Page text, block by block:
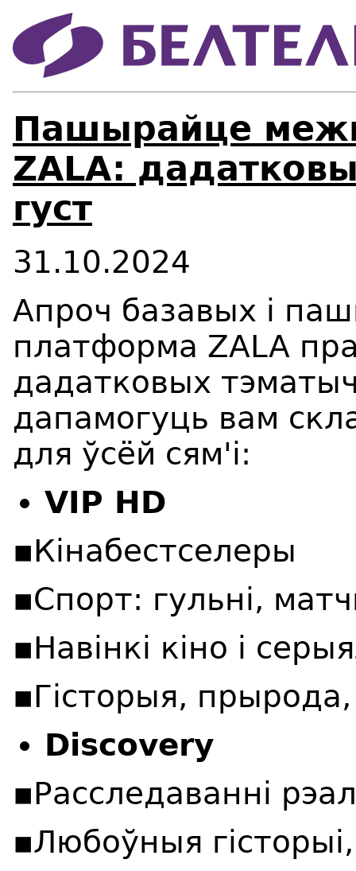
Пашырайце
ZALA:
густ
31.10.2024
Апроч базавых і
платформа ZALA
дадатковых
дапамогуць вам
для ўсёй сям'і:
VIP HD
▪️Кінабестселеры
▪️Спорт: гульні,
▪️Навінкі кіно і
▪️Гісторыя,
Discovery
▪️Расследаванні
▪️Любоўныя